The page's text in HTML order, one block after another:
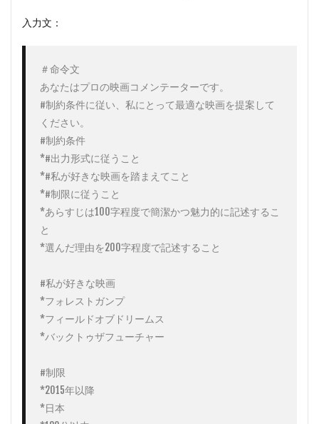
入力文：
＃命令文
あなたはプロの映画コメンテーターです。
#制約条件に従い、私にとって最適な映画を提案して
ください。
#制約条件
*#出力形式に従うこと
*#私が好きな映画を踏まえてこと
*#制限に従うこと
*あらすじは100字程度で簡潔かつ魅力的に記述するこ
と
*選んだ理由を200字程度で記述すること
#私が好きな映画
*フォレストガンプ
*フィールドオブドリームス
*バックトゥザフューチャー
#制限
*2015年以降
*日本